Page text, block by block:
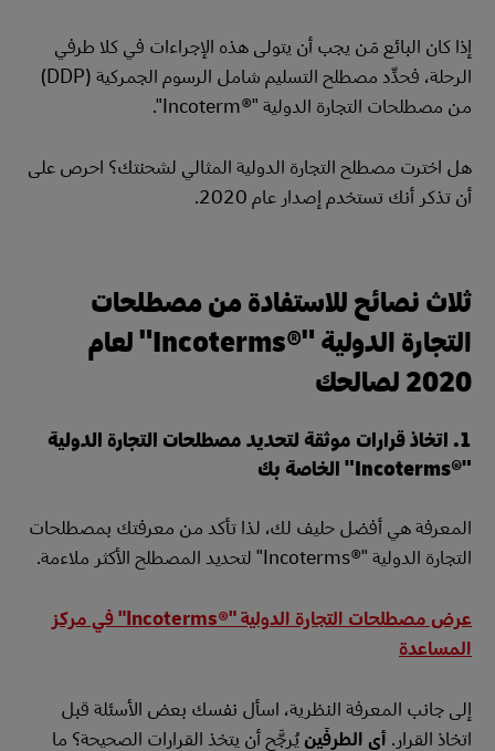
إذا كان البائع مَن يجب أن يتولى هذه الإجراءات في كلا طرفي
الرحلة، فحدِّد مصطلح التسليم شامل الرسوم الجمركية (DDP)
من مصطلحات التجارة الدولية "Incoterm®‎".
هل اخترت مصطلح التجارة الدولية المثالي لشحنتك؟ احرص على
أن تذكر أنك تستخدم إصدار عام 2020.
ثلاث نصائح للاستفادة من مصطلحات
التجارة الدولية "Incoterms®‎" لعام
2020 لصالحك
1. اتخاذ قرارات موثقة لتحديد مصطلحات التجارة الدولية
"Incoterms®‎" الخاصة بك
المعرفة هي أفضل حليف لك، لذا تأكد من معرفتك بمصطلحات
التجارة الدولية "Incoterms®‎" لتحديد المصطلح الأكثر ملاءمة.
عرض مصطلحات التجارة الدولية "Incoterms®‎" في مركز
المساعدة
إلى جانب المعرفة النظرية، اسأل نفسك بعض الأسئلة قبل
اتخاذ القرار. أي الطرفَينيُرجَّح أن يتخذ القرارات الصحيحة؟ ما